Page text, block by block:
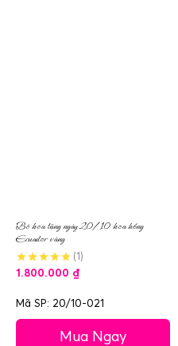
Bó hoa tặng ngày 20/10 hoa hồng
Ecuador vàng
(1)
1.800.000 ₫
Mã SP: 20/10-021
Mua Ngay